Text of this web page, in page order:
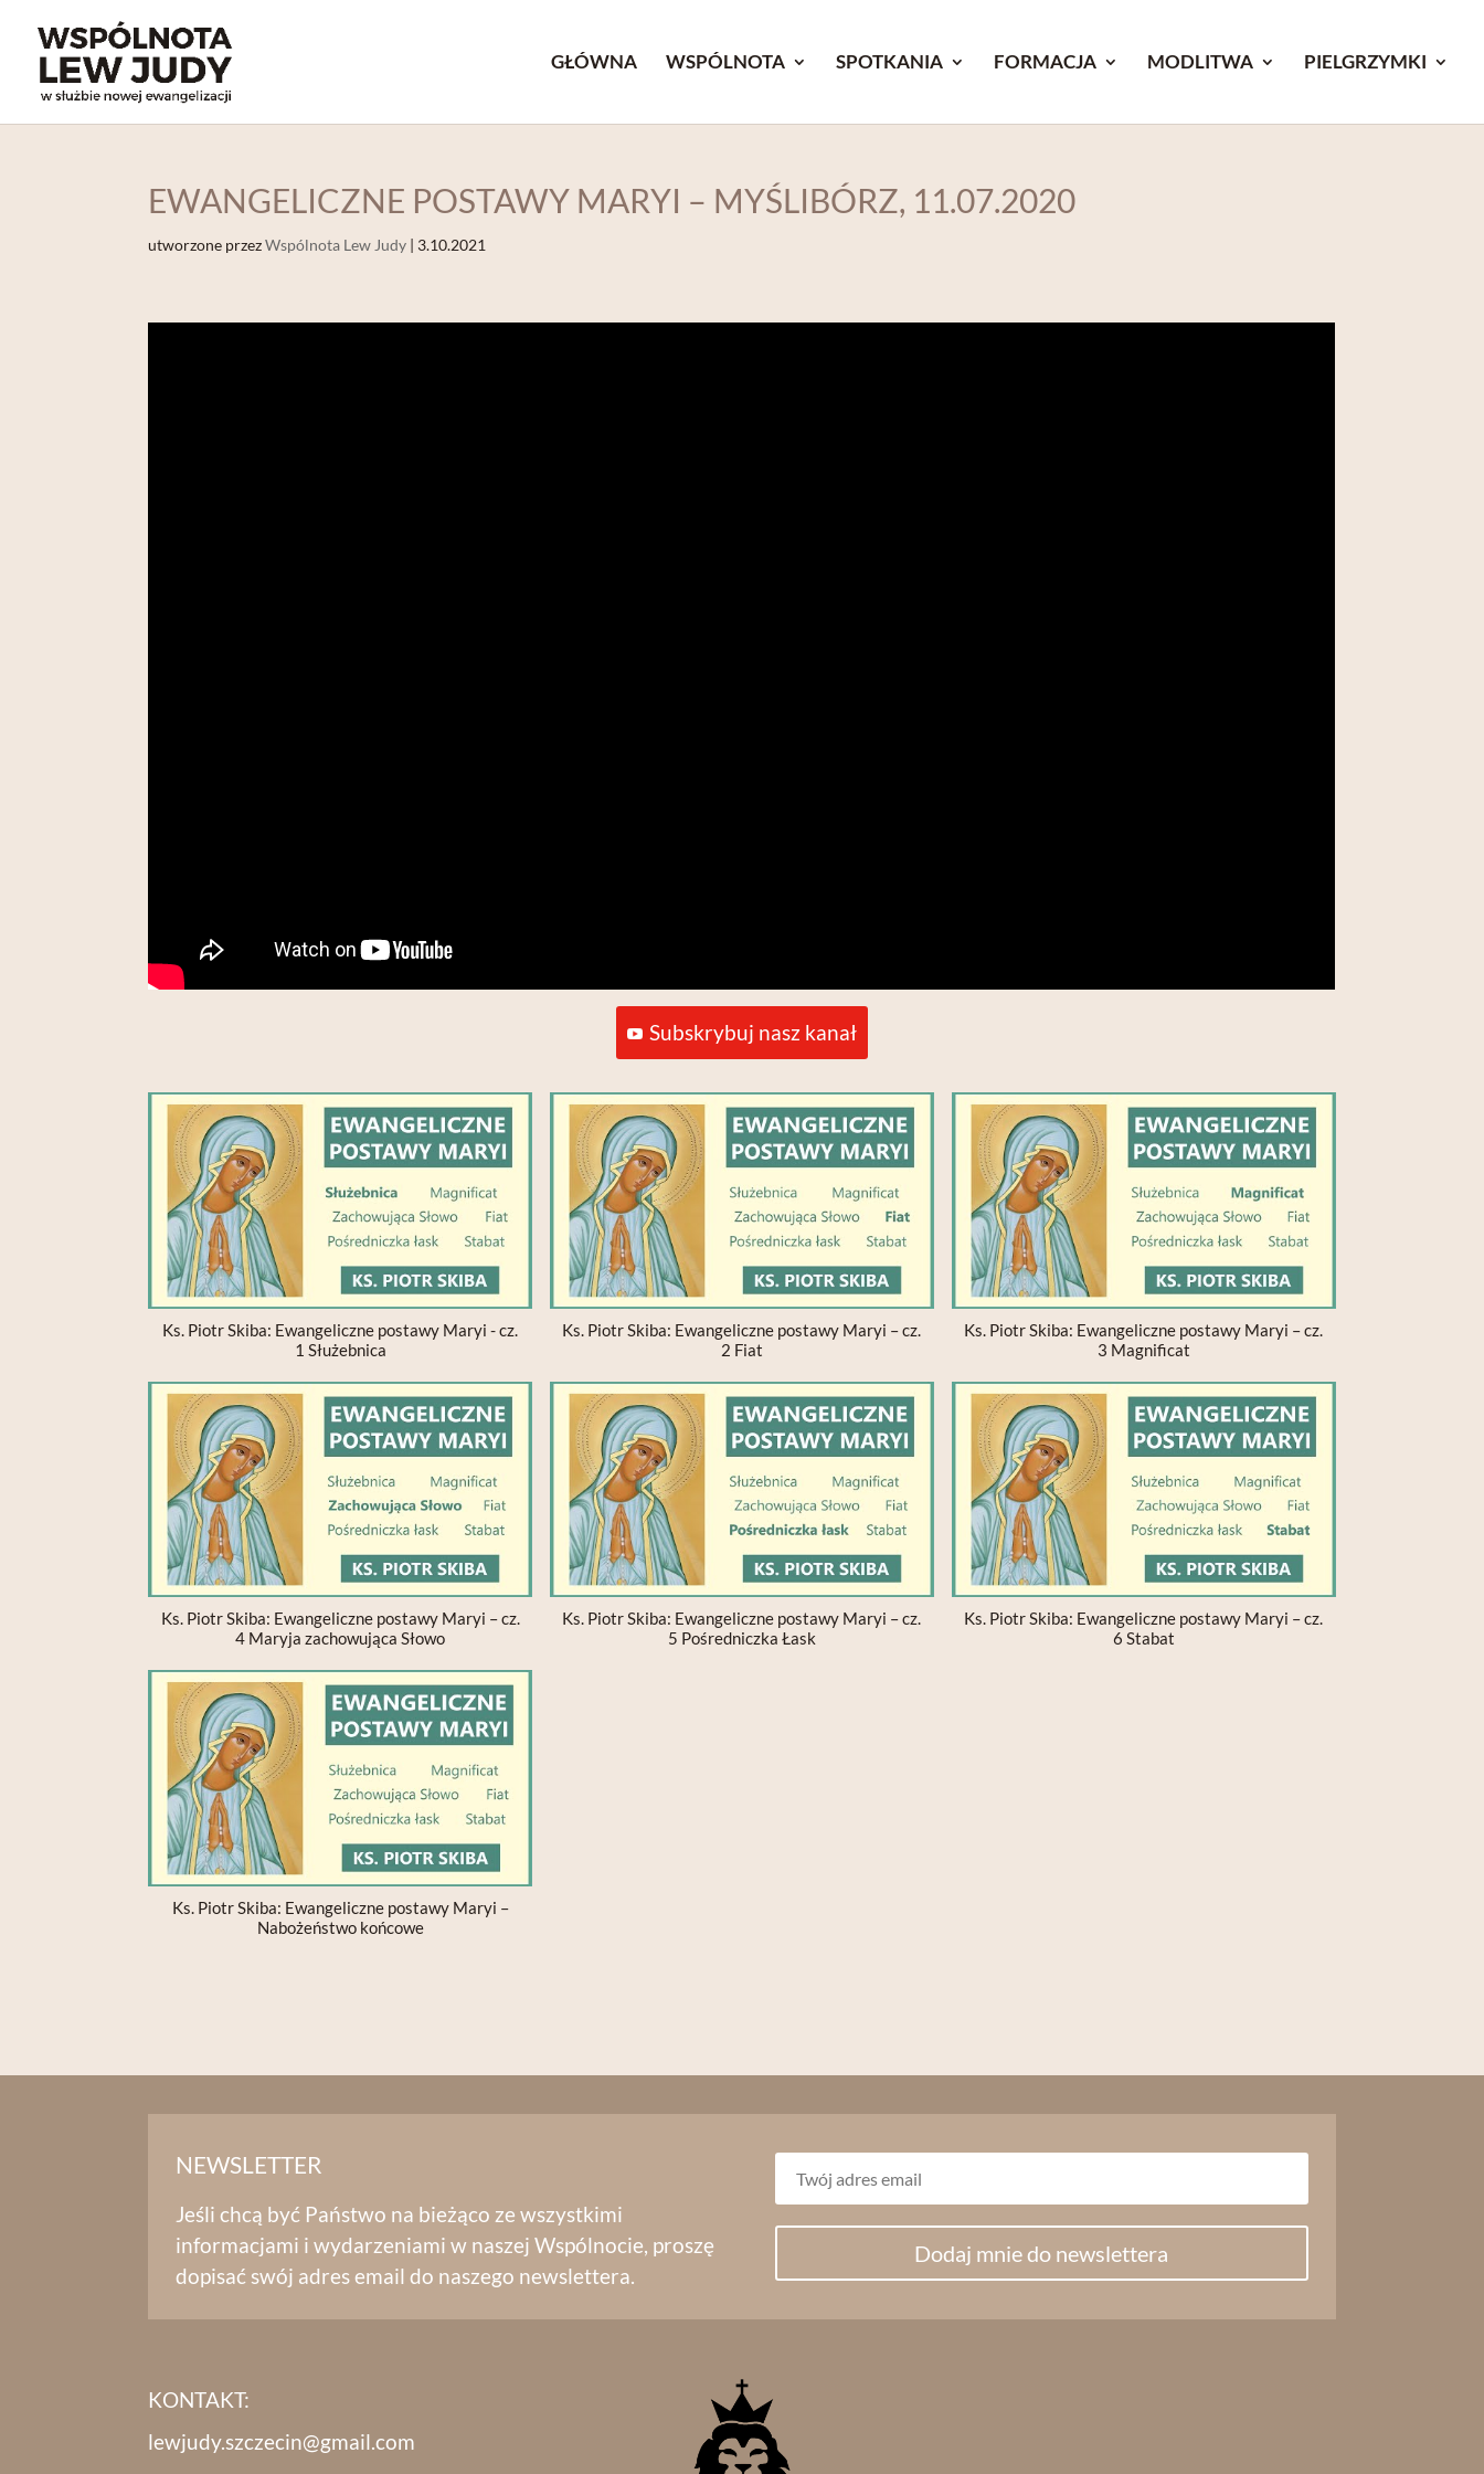
GŁÓWNA WSPÓLNOTA SPOTKANIA FORMACJA MODLITWA PIELGRZYMKI
EWANGELICZNE POSTAWY MARYI – MYŚLIBÓRZ, 11.07.2020
utworzone przezWspólnota Lew Judy | 3.10.2021
Subskrybuj nasz kanał
Ks. Piotr Skiba: Ewangeliczne postawy Maryi - cz.
1 Służebnica
Ks. Piotr Skiba: Ewangeliczne postawy Maryi – cz.
2 Fiat
Ks. Piotr Skiba: Ewangeliczne postawy Maryi – cz.
3 Magnificat
Ks. Piotr Skiba: Ewangeliczne postawy Maryi – cz.
4 Maryja zachowująca Słowo
Ks. Piotr Skiba: Ewangeliczne postawy Maryi – cz.
5 Pośredniczka Łask
Ks. Piotr Skiba: Ewangeliczne postawy Maryi – cz.
6 Stabat
Ks. Piotr Skiba: Ewangeliczne postawy Maryi –
Nabożeństwo końcowe
NEWSLETTER
Jeśli chcą być Państwo na bieżąco ze wszystkimi
informacjami i wydarzeniami w naszej Wspólnocie, proszę
dopisać swój adres email do naszego newslettera.
Dodaj mnie do newslettera
KONTAKT:
lewjudy.szczecin@gmail.com